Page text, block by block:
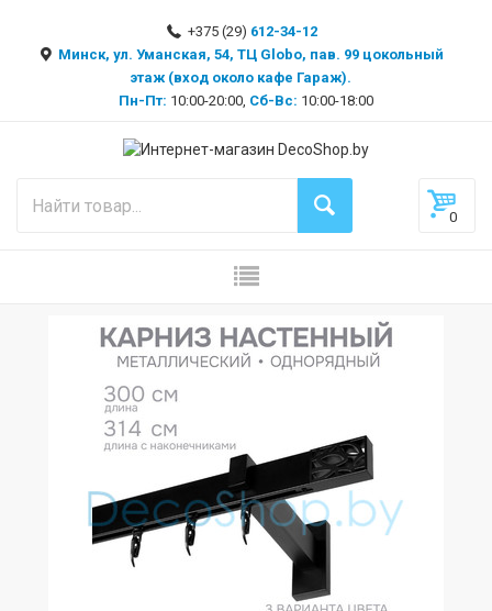
+375 (29) 612-34-12
Минск, ул. Уманская, 54, ТЦ Globo, пав. 99 цокольный
этаж (вход около кафе Гараж).
Пн-Пт: 10:00-20:00, Сб-Вс: 10:00-18:00
0